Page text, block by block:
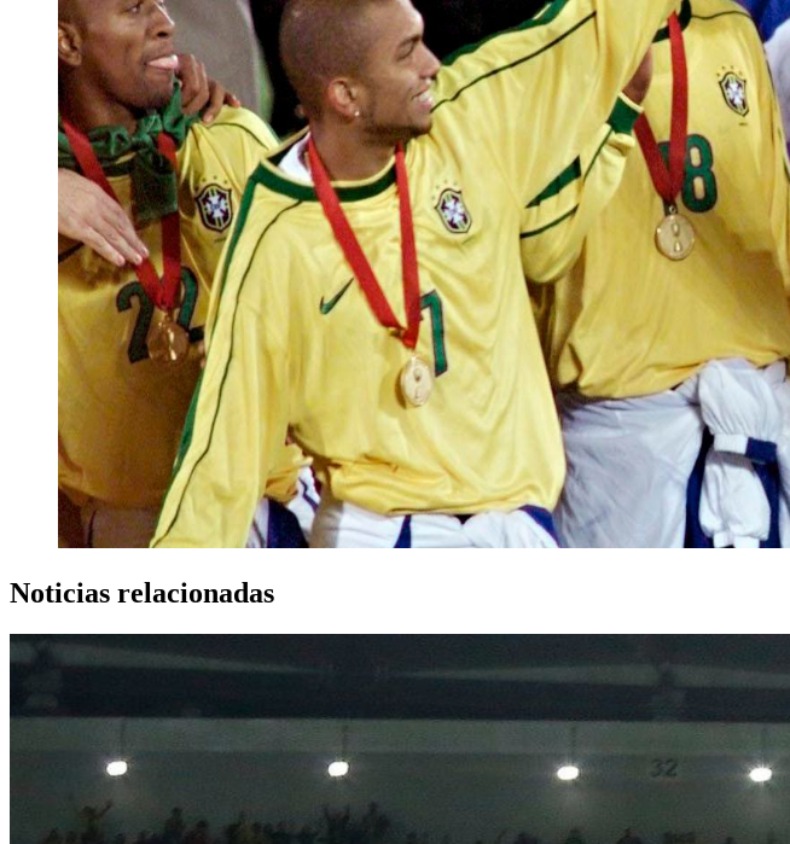
Noticias relacionadas